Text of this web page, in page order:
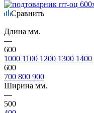
Сравнить
Длина мм.
—
600
1000 1100 1200 1300 1400
600
700 800 900
Ширина мм.
—
500